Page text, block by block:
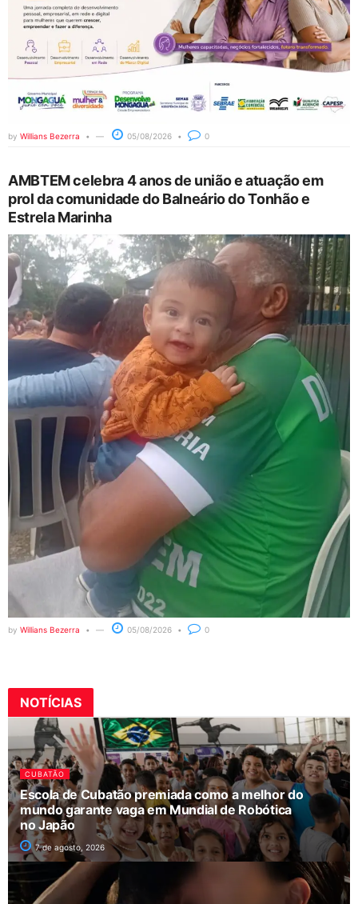
by Willians Bezerra 05/08/2026 0
AMBTEM celebra 4 anos de união e atuação em
prol da comunidade do Balneário do Tonhão e
Estrela Marinha
by Willians Bezerra 05/08/2026 0
NOTÍCIAS
CUBATÃO
Escola de Cubatão premiada como a melhor do
mundo garante vaga em Mundial de Robótica
no Japão
7 de agosto, 2026